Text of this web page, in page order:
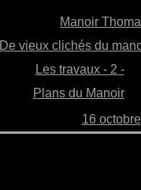
Manoir
De vieux clichés du
Les travaux - 2 -
Plans du Manoir
16 octobre